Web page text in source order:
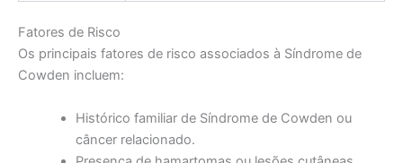
Fatores de Risco
Os principais fatores de risco associados à Síndrome de
Cowden incluem:
Histórico familiar de Síndrome de Cowden ou
câncer relacionado.